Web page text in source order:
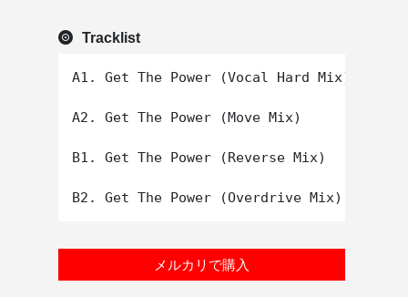
Tracklist
A1. Get The Power (Vocal Hard Mix)
A2. Get The Power (Move Mix)
B1. Get The Power (Reverse Mix)
メルカリで購入